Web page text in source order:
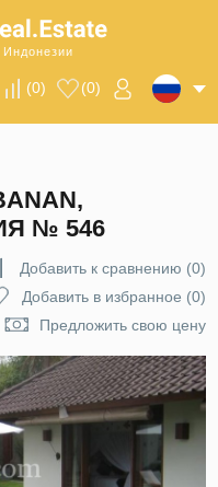
(0) (0)
№ 546
Добавить к сравнению (0)
Добавить в избранное (0)
Предложить свою цену